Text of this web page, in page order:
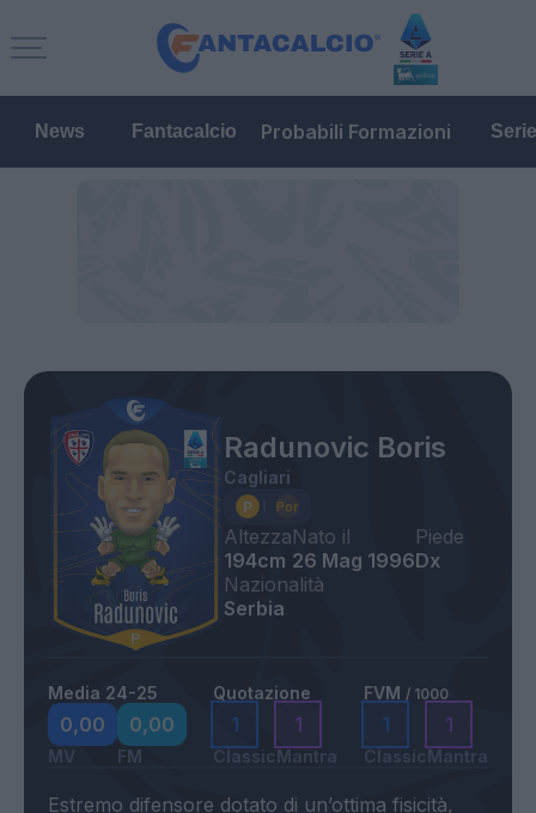
News Fantacalcio Probabili Formazioni
Radunovic Boris
Cagliari
Altezza
194cm
Nato il
26 Mag 1996
Piede
Dx
Nazionalità
Serbia
Media 24-25
0,00
MV
0,00
FM
Quotazione
1
Classic
1
Mantra
FVM / 1000
1
Classic
1
Mantra
Estremo difensore dotato di un’ottima fisicità,